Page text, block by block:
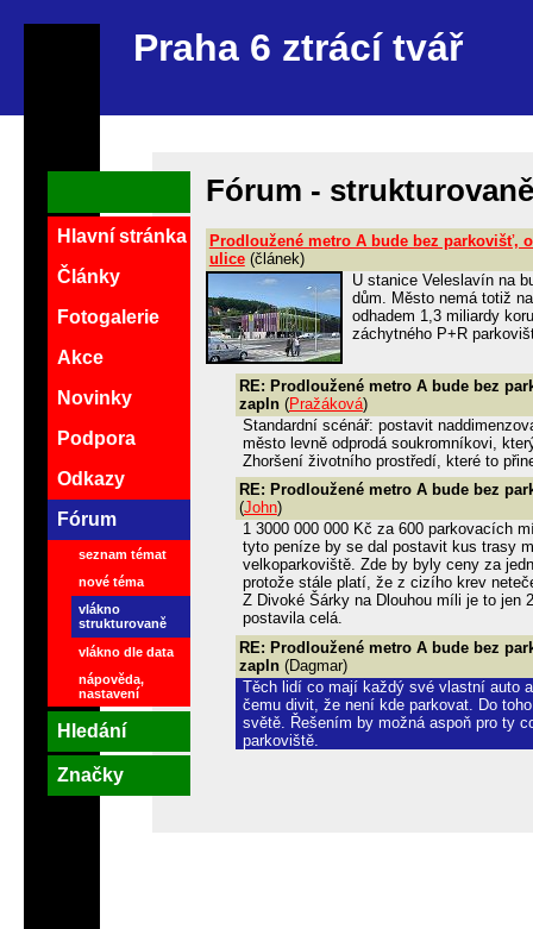
Praha 6 ztrácí tvář
Fórum - strukturovaně
Prodloužené metro A bude bez parkovišť,
ulice(článek)
U stanice Veleslavín na
dům. Město nemá totiž
odhadem 1,3 miliardy
záchytného P+R
RE: Prodloužené metro A bude bez
zapln(Pražáková)
Standardní scénář: postavit
město levně odprodá soukromníkovi,
Zhoršení životního prostředí, které to
RE: Prodloužené metro A bude bez
(John)
1 3000 000 000 Kč za 600 parkovacích
tyto peníze by se dal postavit kus trasy
velkoparkoviště. Zde by byly ceny za
protože stále platí, že z cizího krev
Z Divoké Šárky na Dlouhou míli je to jen
postavila celá.
RE: Prodloužené metro A bude bez
zapln(Dagmar)
Těch lidí co mají každý své vlastní auto
čemu divit, že není kde parkovat. Do
světě. Řešením by možná aspoň pro ty
parkoviště.
Hlavní stránka
Články
Fotogalerie
Akce
Novinky
Podpora
Odkazy
Fórum
seznam témat
nové téma
vlákno
strukturovaně
vlákno dle data
nápověda,
nastavení
Hledání
Značky